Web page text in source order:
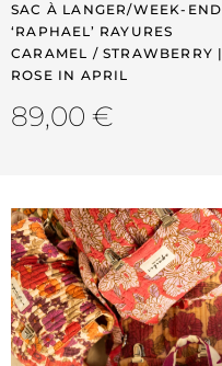
SAC À LANGER/WEEK-END
‘RAPHAEL’ RAYURES
CARAMEL / STRAWBERRY |
ROSE IN APRIL
89,00 €